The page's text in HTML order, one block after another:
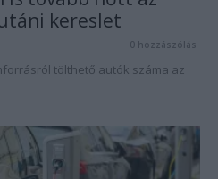
kereslet
0 hozzászólás
tölthető autók száma az